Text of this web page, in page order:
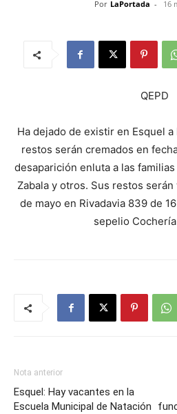
Por LaPortada - 16
QEPD
Ha dejado de existir en Esquel
restos serán cremados en
desaparición enluta a las
Zabala y otros. Sus restos
de mayo en Rivadavia 839 de
sepelio
Nota anterior
Esquel: Hay vacantes en la
Escuela Municipal de Natación